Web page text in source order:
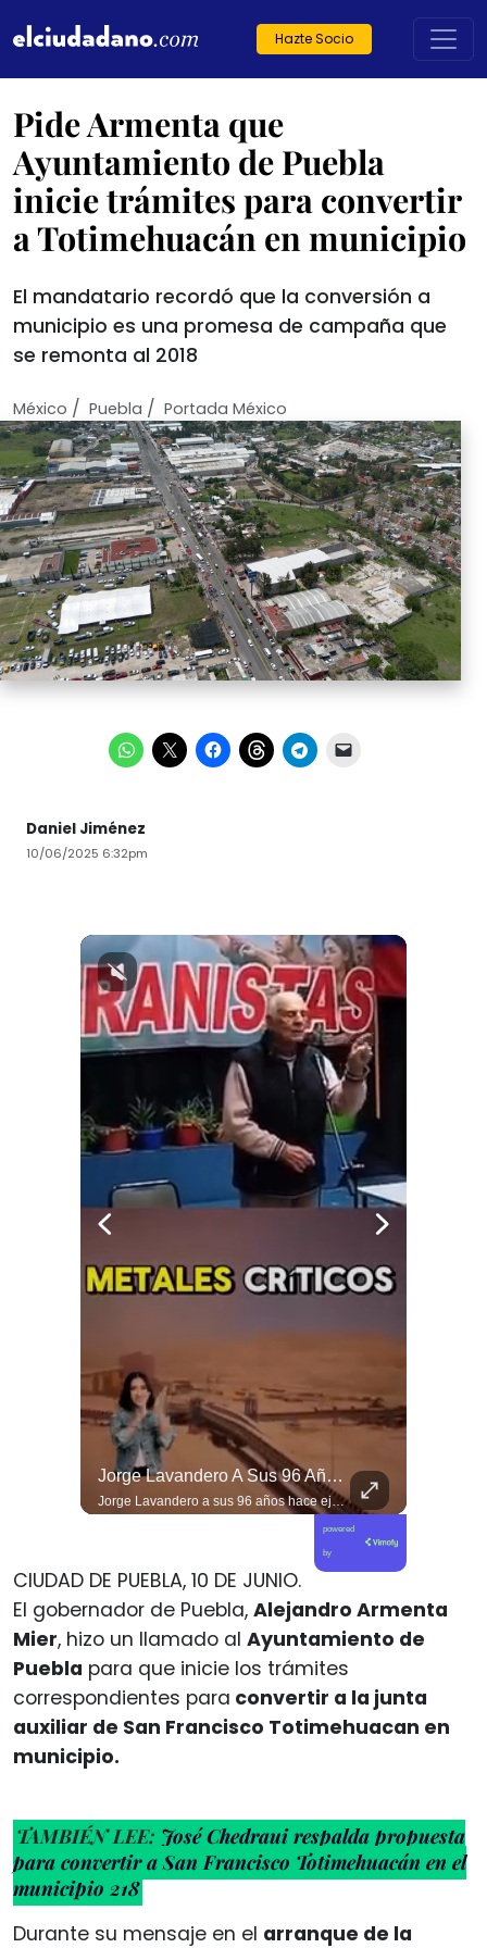
Hazte Socio
Pide Armenta que
Ayuntamiento de Puebla
inicie trámites para convertir
a Totimehuacán en municipio
El mandatario recordó que la conversión a
municipio es una promesa de campaña que
se remonta al 2018
México / Puebla / Portada México
Daniel Jiménez
10/06/2025 6:32pm
Jorge Lavandero A Sus 96 Años Hace Ejercicio De Memoria Que Debería Ser Enseñado En Todas Las Escuelas De #chile Para Frenar El Saqueo.
Jorge Lavandero a sus 96 años hace ejercicio de memoria que debería ser enseñado en todas las escuelas de #chile para frenar el saqueo. #cobre #cooper
powered
by
CIUDAD DE PUEBLA, 10 DE JUNIO.
El gobernador de Puebla, Alejandro Armenta
Mier, hizo un llamado al Ayuntamiento de
Puebla para que inicie los trámites
correspondientes para convertir a la junta
auxiliar de San Francisco Totimehuacan en
municipio.
TAMBIÉN LEE: José Chedraui respalda propuesta
para convertir a San Francisco Totimehuacán en el
municipio 218
Durante su mensaje en el arranque de la